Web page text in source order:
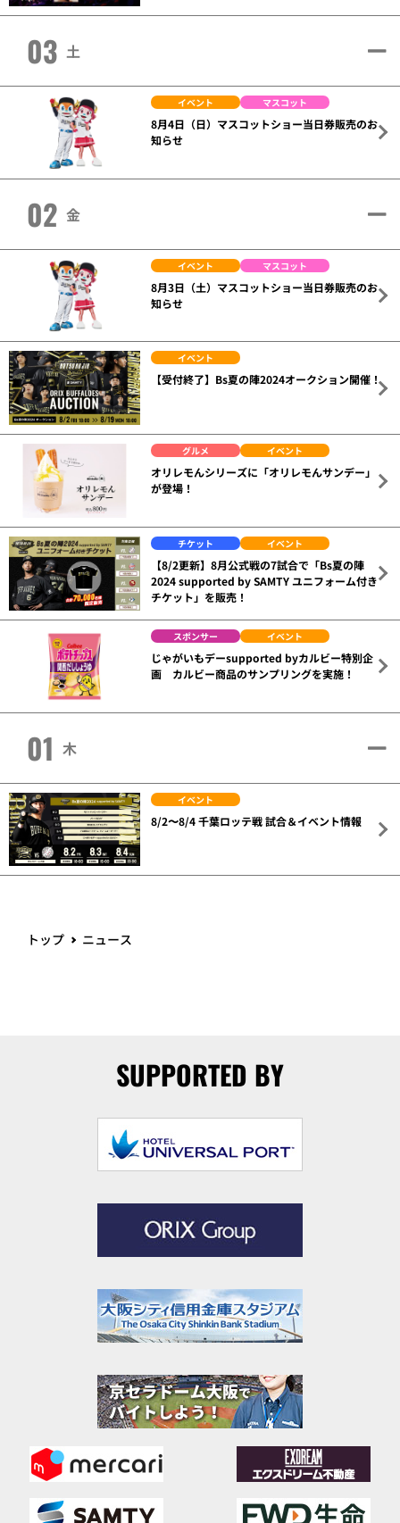
03 土
イベント マスコット
8月4日（日）マスコットショー当日券販売のお
知らせ
02 金
イベント マスコット
8月3日（土）マスコットショー当日券販売のお
知らせ
イベント
【受付終了】Bs夏の陣2024オークション開催！
グルメ イベント
オリレモんシリーズに「オリレモんサンデー」
が登場！
チケット イベント
【8/2更新】8月公式戦の7試合で「Bs夏の陣
2024 supported by SAMTY ユニフォーム付き
チケット」を販売！
スポンサー イベント
じゃがいもデーsupported byカルビー特別企
画 カルビー商品のサンプリングを実施！
01 木
イベント
8/2〜8/4 千葉ロッテ戦 試合＆イベント情報
トップ ニュース
SUPPORTED BY